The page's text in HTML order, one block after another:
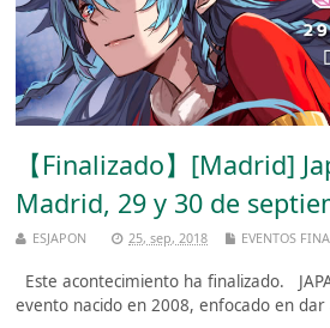
【Finalizado】[Madrid]
Madrid, 29 y 30 de
ESJAPON 25, sep, 2018 EVENTOS
Este acontecimiento ha finalizado.
evento nacido en 2008, enfocado en dar